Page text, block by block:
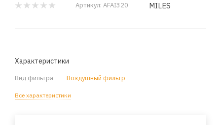
Артикул: AFAI320 MILES
Характеристики
Вид фильтра — Воздушный фильтр
Все характеристики